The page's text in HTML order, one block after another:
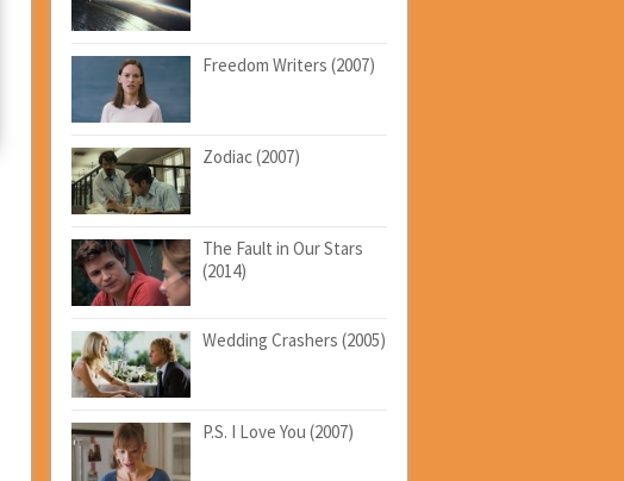
Freedom Writers (2007)
Zodiac (2007)
The Fault in Our Stars
(2014)
Wedding Crashers (2005)
P.S. I Love You (2007)